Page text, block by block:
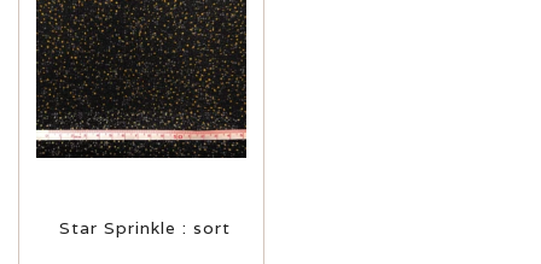
Star Sprinkle : sort